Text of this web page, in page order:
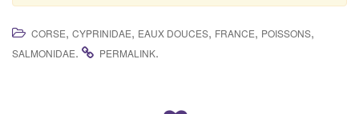
CORSE, CYPRINIDAE, EAUX DOUCES, FRANCE, POISSONS,
SALMONIDAE. PERMALINK.